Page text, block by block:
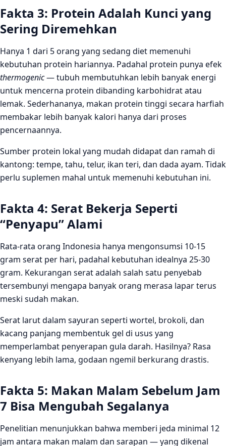
Fakta 3: Protein Adalah Kunci yang
Sering Diremehkan
Hanya 1 dari 5 orang yang sedang diet memenuhi
kebutuhan protein hariannya. Padahal protein punya efek
thermogenic— tubuh membutuhkan lebih banyak energi
untuk mencerna protein dibanding karbohidrat atau
lemak. Sederhananya, makan protein tinggi secara harfiah
membakar lebih banyak kalori hanya dari proses
pencernaannya.
Sumber protein lokal yang mudah didapat dan ramah di
kantong: tempe, tahu, telur, ikan teri, dan dada ayam. Tidak
perlu suplemen mahal untuk memenuhi kebutuhan ini.
Fakta 4: Serat Bekerja Seperti
“Penyapu” Alami
Rata-rata orang Indonesia hanya mengonsumsi 10-15
gram serat per hari, padahal kebutuhan idealnya 25-30
gram. Kekurangan serat adalah salah satu penyebab
tersembunyi mengapa banyak orang merasa lapar terus
meski sudah makan.
Serat larut dalam sayuran seperti wortel, brokoli, dan
kacang panjang membentuk gel di usus yang
memperlambat penyerapan gula darah. Hasilnya? Rasa
kenyang lebih lama, godaan ngemil berkurang drastis.
Fakta 5: Makan Malam Sebelum Jam
7 Bisa Mengubah Segalanya
Penelitian menunjukkan bahwa memberi jeda minimal 12
jam antara makan malam dan sarapan — yang dikenal